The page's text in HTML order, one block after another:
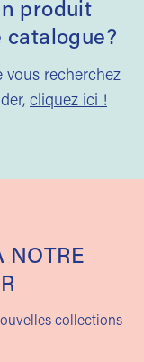
produit
catalogue?
vous recherchez
cliquez ici !
NOTRE
collections